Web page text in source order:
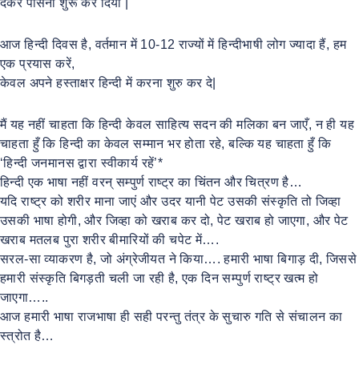
आज हिन्दी दिवस है, वर्तमान में 10-12 राज्यों में हिन्दीभाषी लोग ज्यादा हैं, हम
एक प्रयास करें,
केवल अपने हस्ताक्षर हिन्दी में करना शुरु कर दे|
मैं यह नहीं चाहता कि हिन्दी केवल साहित्य सदन की मलिका बन जाएँ, न ही यह
चाहता हुँ कि हिन्दी का केवल सम्मान भर होता रहे, बल्कि यह चाहता हुँ कि
‘हिन्दी जनमानस द्वारा स्वीकार्य रहें’*
हिन्दी एक भाषा नहीं वरन् सम्पुर्ण राष्ट्र का चिंतन और चित्रण है…
यदि राष्ट्र को शरीर माना जाएं और उदर यानी पेट उसकी संस्कृति तो जिव्हा
उसकी भाषा होगी, और जिव्हा को खराब कर दो, पेट खराब हो जाएगा, और पेट
खराब मतलब पुरा शरीर बीमारियों की चपेट में….
सरल-सा व्याकरण है, जो अंग्रेजीयत ने किया…. हमारी भाषा बिगाड़ दी, जिससे
हमारी संस्कृति बिगड़ती चली जा रही है, एक दिन सम्पुर्ण राष्ट्र खत्म हो
जाएगा…..
आज हमारी भाषा राजभाषा ही सही परन्तु तंत्र के सुचारु गति से संचालन का
स्त्रोत है…